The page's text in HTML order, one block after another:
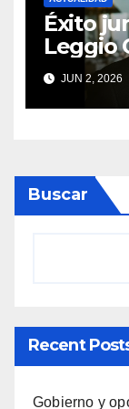
Éxito
Leggio
JUN 2, 2026
Buscar
Recent
Gobierno y